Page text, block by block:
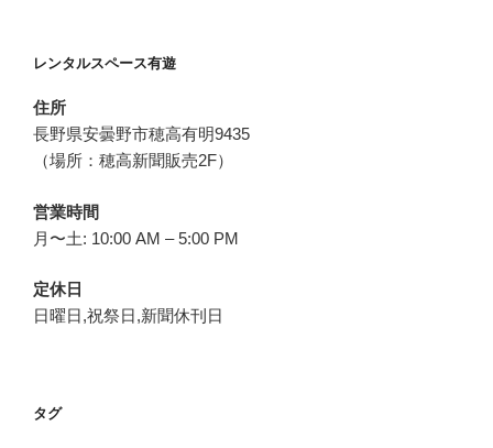
ン
レンタルスペース有遊
住所
長野県安曇野市穂高有明9435
（場所：穂高新聞販売2F）
営業時間
月〜土: 10:00 AM – 5:00 PM
定休日
日曜日,祝祭日,新聞休刊日
タグ